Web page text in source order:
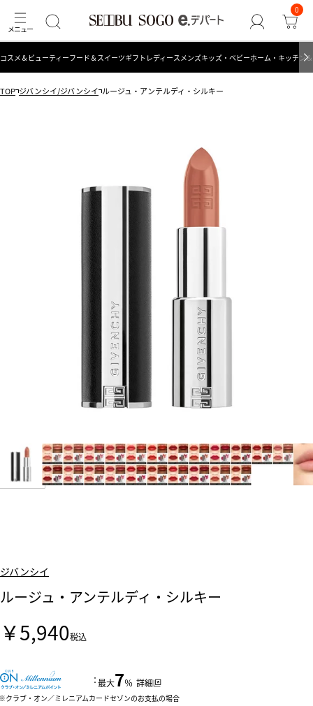
0
コスメ＆ビューティーフード＆スイーツギフト レディース メンズキッズ・ベビーホーム・キッチン
TOP ジバンシイ/ジバンシイ ルージュ・アンテルディ・シルキー
ジバンシイ
ルージュ・アンテルディ・シルキー
￥5,940税込
：最大7％ 詳細
クラブ・オン／ミレニアムカードセゾンのお支払の場合